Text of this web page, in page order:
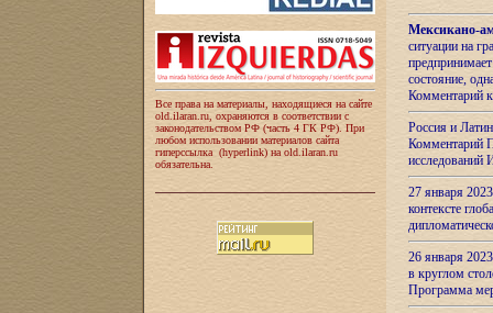
Все права на материалы, находящиеся на сайте
old.ilaran.ru, охраняются в соответствии с
законодательством РФ (часть 4 ГК РФ). При
любом использовании материалов сайта
гиперссылка (hyperlink) на old.ilaran.ru
обязательна.
Мексикано-
ситуации на
состояние,
Комментарий
Россия и
Комментарий
27 января
контексте
26 января
в круглом
Программа